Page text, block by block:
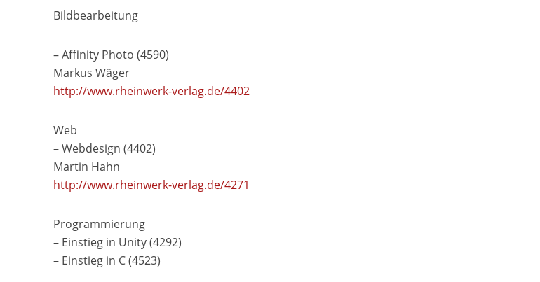
Bildbearbeitung
– Affinity Photo (4590)
Markus Wäger
http://www.rheinwerk-verlag.de/4402
Web
– Webdesign (4402)
Martin Hahn
http://www.rheinwerk-verlag.de/4271
Programmierung
– Einstieg in Unity (4292)
– Einstieg in C (4523)